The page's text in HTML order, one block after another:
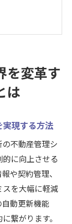
の活用事例
テムの特徴
ムの導入効
率化の具体
メリットと
を変革す
は
実現する方法
不動産管理シ
に向上させる
や契約管理、
スを大幅に軽減
自動更新機能
繋がります。